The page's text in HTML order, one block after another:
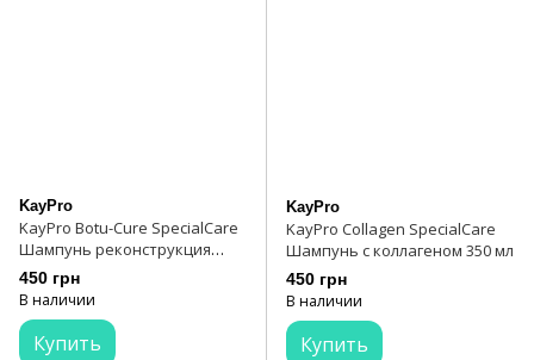
KayPro
KayPro Botu-Cure SpecialCare
Шампунь реконструкция
волос 350 мл
450 грн
В наличии
Купить
KayPro
KayPro Collagen SpecialCare
Шампунь с коллагеном 350 мл
450 грн
В наличии
Купить